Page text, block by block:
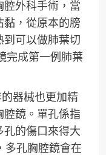
腔外科手術，當
，從原本的膀
到可以做肺葉切
完成第一例肺葉
器械也更加精
鏡。單孔係指
的傷口來得大
多孔胸腔鏡會在